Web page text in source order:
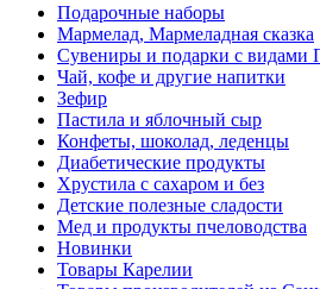
Подарочные наборы
Мармелад, Мармеладная сказка
Сувениры и подарки с видами
Чай, кофе и другие напитки
Зефир
Пастила и яблочный сыр
Конфеты, шоколад, леденцы
Диабетические продукты
Хрустила с сахаром и без
Детские полезные сладости
Мед и продукты пчеловодства
Новинки
Товары Карелии